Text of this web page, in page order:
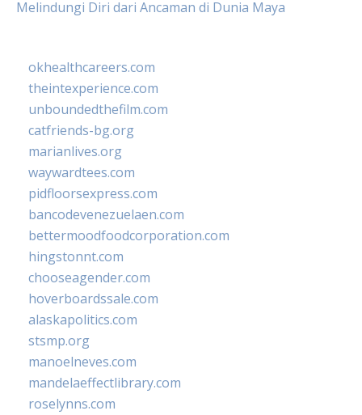
Melindungi Diri dari Ancaman di Dunia Maya
okhealthcareers.com
theintexperience.com
unboundedthefilm.com
catfriends-bg.org
marianlives.org
waywardtees.com
pidfloorsexpress.com
bancodevenezuelaen.com
bettermoodfoodcorporation.com
hingstonnt.com
chooseagender.com
hoverboardssale.com
alaskapolitics.com
stsmp.org
manoelneves.com
mandelaeffectlibrary.com
roselynns.com